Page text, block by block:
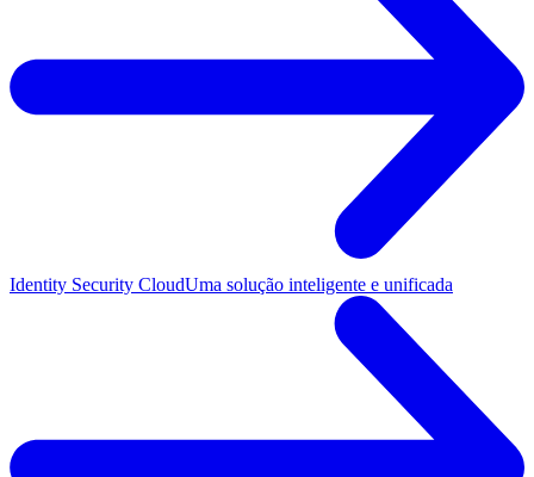
Identity Security CloudUma solução inteligente e unificada